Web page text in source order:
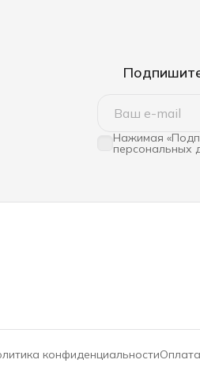
Нажимая
персональных
конфиденциальности